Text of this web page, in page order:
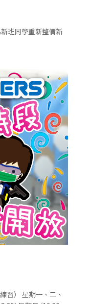
班同學重新整備新
習） 星期一、二、